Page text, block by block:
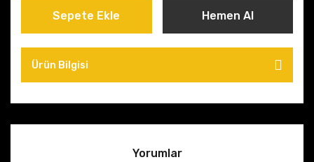
Sepete Ekle Hemen Al
Ürün Bilgisi
Yorumlar